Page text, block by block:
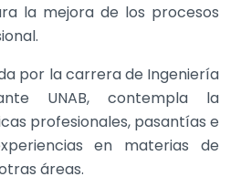
la mejora de los procesos
por la carrera de Ingeniería
UNAB, contempla la
profesionales, pasantías e
en materias de
áreas.